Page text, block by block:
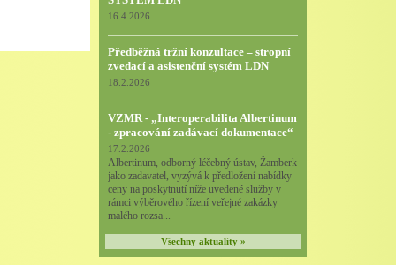
16.4.2026
Předběžná tržní konzultace – stropní
zvedací a asistenční systém LDN
18.2.2026
VZMR - „Interoperabilita Albertinum
- zpracování zadávací dokumentace“
17.2.2026
Albertinum, odborný léčebný ústav, Žamberk
jako zadavatel, vyzývá k předložení nabídky
ceny na poskytnutí níže uvedené služby v
rámci výběrového řízení veřejné zakázky
malého rozsa...
Všechny aktuality »